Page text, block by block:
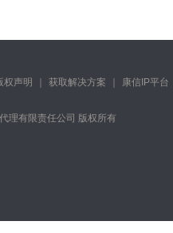
权声明 获取解决方案 康信IP平台
理有限责任公司 版权所有